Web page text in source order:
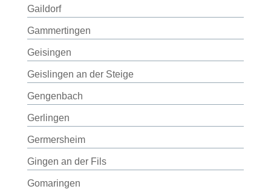
Gaildorf
Gammertingen
Geisingen
Geislingen an der Steige
Gengenbach
Gerlingen
Germersheim
Gingen an der Fils
Gomaringen